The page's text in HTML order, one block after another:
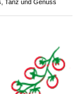
Tanz und Genuss